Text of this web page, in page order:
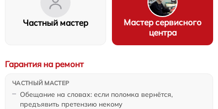
Частный мастер
Мастер сервисного
центра
Обещание на словах: если поломка вернётся,
предъявить претензию некому
Гарантия на ремонт